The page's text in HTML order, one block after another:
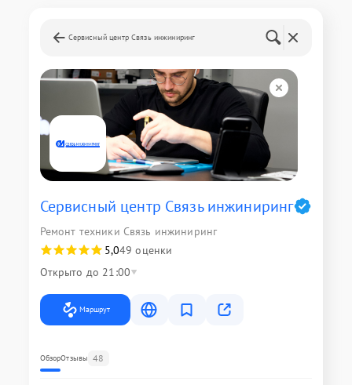
Сервисный центр Связь инжиниринг
Сервисный центр Связь инжиниринг
Ремонт техники Связь инжиниринг
5,049 оценки
Открыто до 21:00
Маршрут
ОбзорОтзывы 48